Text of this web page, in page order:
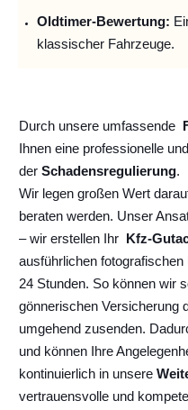
Oldtimer-Bewertung:
klassischer Fahrzeuge.
Durch unsere umfassende
Ihnen eine professionelle
der Schadensregulierung.
Wir legen großen Wert
beraten werden. Unser
– wir erstellen Ihr Kfz-
ausführlichen
24 Stunden. So können wir
gönnerischen Versicherung
umgehend zusenden.
und können Ihre
kontinuierlich in unsere
vertrauensvolle und